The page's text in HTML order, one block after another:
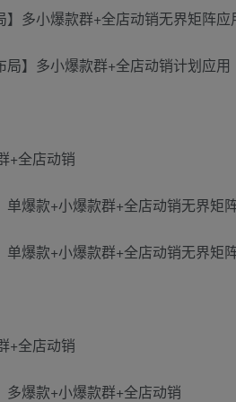
】多小爆款群+全店动销无界矩阵应
局】多小爆款群+全店动销计划应用
+全店动销
单爆款+小爆款群+全店动销无界矩
单爆款+小爆款群+全店动销无界矩
+全店动销
多爆款+小爆款群+全店动销